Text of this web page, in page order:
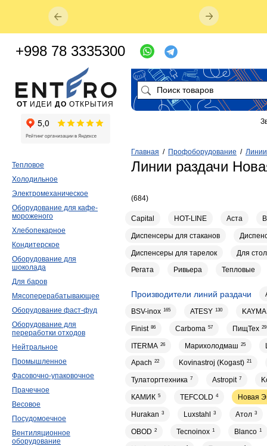
Главная / Профоборудование /
Линии раздачи
(684)
Capital HOT-LINE Аста
Диспенсеры для стаканов
Диспенсеры для тарелок Для
Регата Ривьера Тепловые
Производители линий раздачи
BSV-inox 165 ATESY 130
Finist 86 Carboma 57 ПищТех 29
ITERMA 26 Марихолодмаш 25
Apach 22 Kovinastroj (Kogast) 21
Тулаторгтехника 7 Astropit 7
КАМИК 5 TEFCOLD 4 Новая
Hurakan 3 Luxstahl 3 Атол 3
OBOD 2 Tecnoinox 1 Blanco 1
Тепловое
Холодильное
Электромеханическое
Оборудование для кафе-
мороженого
Хлебопекарное
Кондитерское
Оборудование для
шоколада
Для баров
Мясоперерабатывающее
Оборудование фаст-фуд
Оборудование для
переработки отходов
Нейтральное
Промышленное
Фасовочно-упаковочное
Прачечное
Весовое
Посудомоечное
Вентиляционное
оборудование
ОТ ИДЕИ ДО ОТКРЫТИЯ
+998 78 3335300